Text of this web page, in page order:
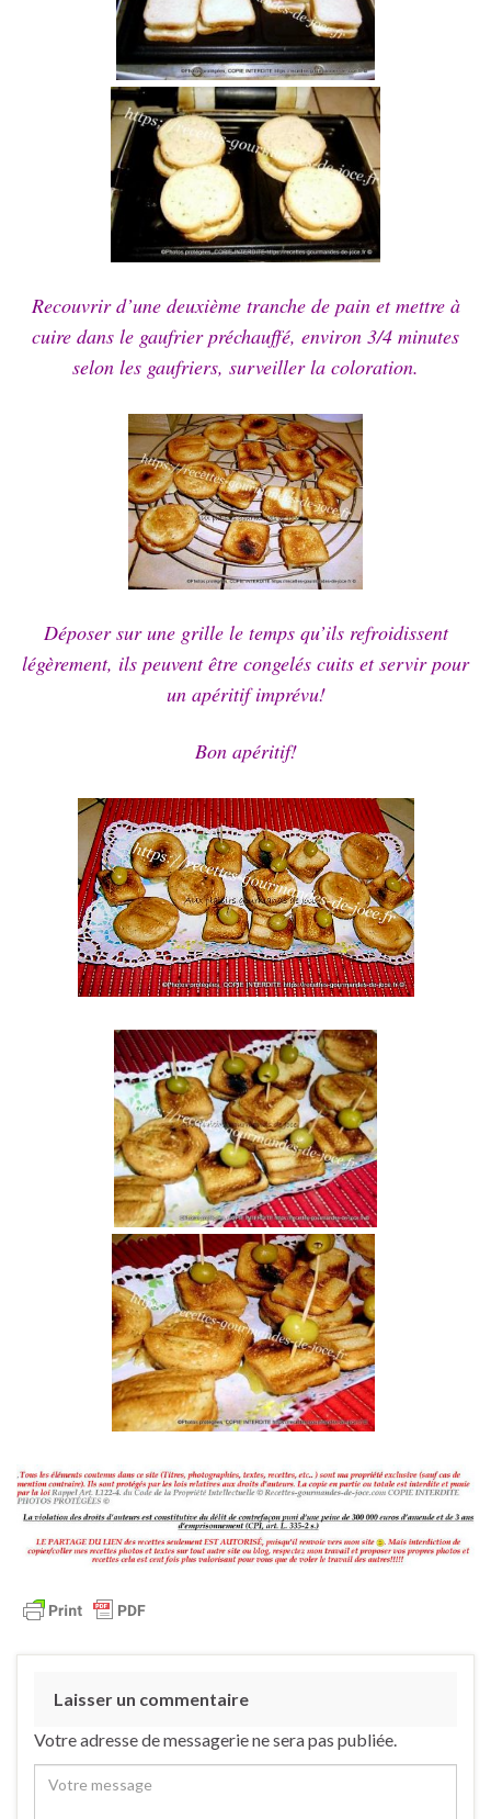
Recouvrir d’une deuxième tranche de pain et mettre à
cuire dans le gaufrier préchauffé, environ 3/4 minutes
selon les gaufriers, surveiller la coloration.
Déposer sur une grille le temps qu’ils refroidissent
légèrement, ils peuvent être congelés cuits et servir pour
un apéritif imprévu!
Bon apéritif!
Laisser un commentaire
Votre adresse de messagerie ne sera pas publiée.